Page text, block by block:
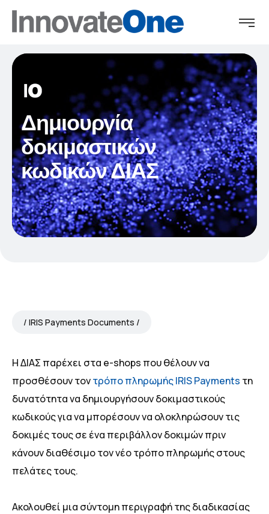
Δημιουργία
δοκιμαστικών
κωδικών ΔΙΑΣ
IRIS Payments Documents
Η ΔΙΑΣ παρέχει στα e-shops που θέλουν να
προσθέσουν τοντρόπο πληρωμής IRIS Payments τη
δυνατότητα να δημιουργήσουν δοκιμαστικούς
κωδικούς για να μπορέσουν να ολοκληρώσουν τις
δοκιμές τους σε ένα περιβάλλον δοκιμών πριν
κάνουν διαθέσιμο τον νέο τρόπο πληρωμής στους
πελάτες τους.
Ακολουθεί μια σύντομη περιγραφή της διαδικασίας